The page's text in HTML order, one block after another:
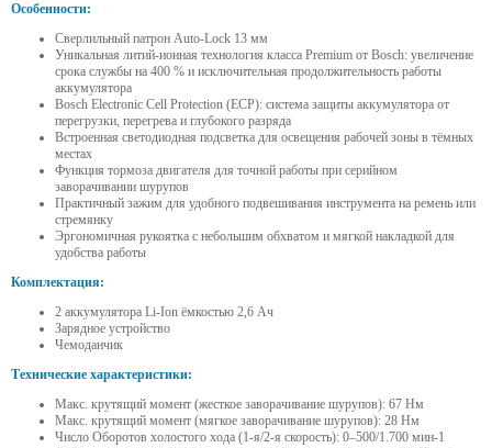
Особенности:
Сверлильный патрон Auto-Lock 13 мм
Уникальная литий-ионная технология класса Premium от Bosch: увеличение
срока службы на 400 % и исключительная продолжительность работы
аккумулятора
Bosch Electronic Cell Protection (ECP): система защиты аккумулятора от
перегрузки, перегрева и глубокого разряда
Встроенная светодиодная подсветка для освещения рабочей зоны в тёмных
местах
Функция тормоза двигателя для точной работы при серийном
заворачивании шурупов
Практичный зажим для удобного подвешивания инструмента на ремень или
стремянку
Эргономичная рукоятка с небольшим обхватом и мягкой накладкой для
удобства работы
Комплектация:
2 аккумулятора Li-Ion ёмкостью 2,6 Ач
Зарядное устройство
Чемоданчик
Технические характеристики:
Макс. крутящий момент (жесткое заворачивание шурупов): 67 Нм
Макс. крутящий момент (мягкое заворачивание шурупов): 28 Нм
Число Оборотов холостого хода (1-я/2-я скорость): 0–500/1.700 мин-1